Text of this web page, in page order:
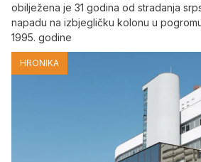
obilježena je 31 godina od stradanja
napadu na izbjegličku kolonu u
1995. godine
HRONIKA